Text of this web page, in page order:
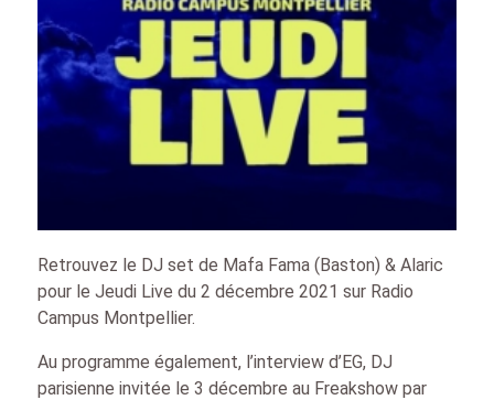
Retrouvez le DJ set de Mafa Fama (Baston) & Alaric
pour le Jeudi Live du 2 décembre 2021 sur Radio
Campus Montpellier.
Au programme également, l’interview d’EG, DJ
parisienne invitée le 3 décembre au Freakshow par